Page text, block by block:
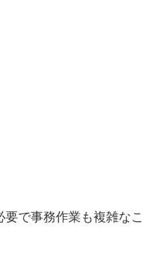
で事務作業も複雑なこ